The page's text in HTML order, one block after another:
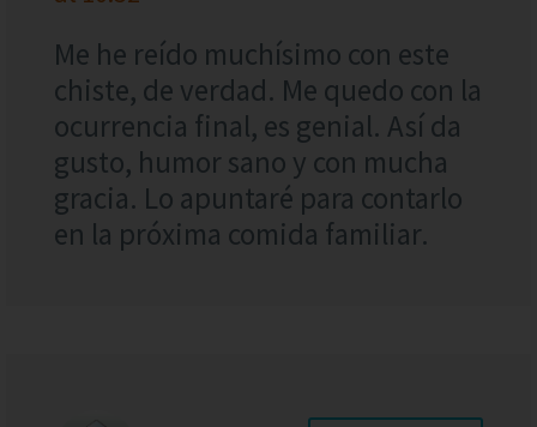
Me he reído muchísimo con este
chiste, de verdad. Me quedo con la
ocurrencia final, es genial. Así da
gusto, humor sano y con mucha
gracia. Lo apuntaré para contarlo
en la próxima comida familiar.